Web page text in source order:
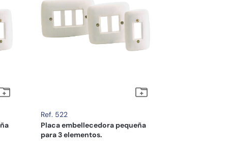
Ref. 522
Placa embellecedora pequeña
para 3 elementos.